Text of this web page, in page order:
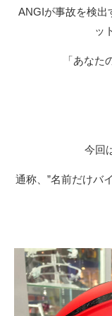
ANGIが事故を検出
ッ
「あなた
今回
通称、”名前だけバ